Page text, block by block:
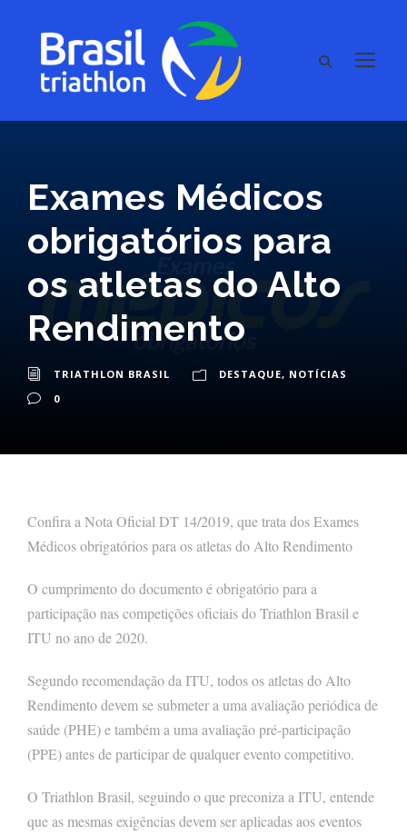
Exames Médicos
obrigatórios para
os atletas do Alto
Rendimento
TRIATHLON BRASIL DESTAQUE, NOTÍCIAS
0
Confira a Nota Oficial DT 14/2019, que trata dos Exames
Médicos obrigatórios para os atletas do Alto Rendimento
O cumprimento do documento é obrigatório para a
participação nas competições oficiais do Triathlon Brasil e
ITU no ano de 2020.
Segundo recomendação da ITU, todos os atletas do Alto
Rendimento devem se submeter a uma avaliação periódica de
saúde (PHE) e também a uma avaliação pré-participação
(PPE) antes de participar de qualquer evento competitivo.
O Triathlon Brasil, seguindo o que preconiza a ITU, entende
que as mesmas exigências devem ser aplicadas aos eventos